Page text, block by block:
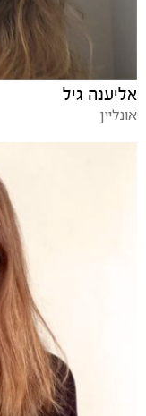
אליענה גיל
אונליין